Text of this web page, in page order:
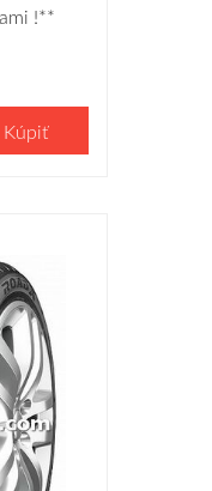
!**
Kúpiť